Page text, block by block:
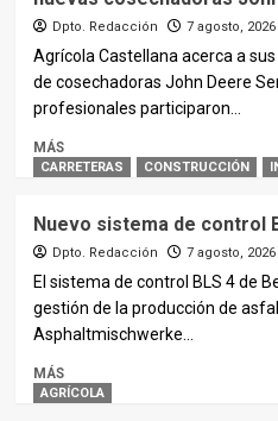
Dpto. Redacción 7 agosto, 2026
Agrícola Castellana acerca a
de cosechadoras John Deere
profesionales participaron...
MÁS
CARRETERAS CONSTRUCCIÓN
Nuevo sistema de control
Dpto. Redacción 7 agosto, 2026
El sistema de control BLS 4 de
gestión de la producción de
Asphaltmischwerke...
MÁS
AGRÍCOLA